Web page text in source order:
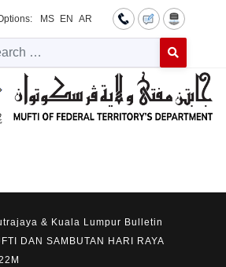
MS EN AR
Type 2 or
& Kuala Lumpur Bulletin
DAN SAMBUTAN HARI RAYA